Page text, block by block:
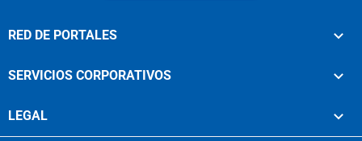
RED DE PORTALES
SERVICIOS CORPORATIVOS
LEGAL